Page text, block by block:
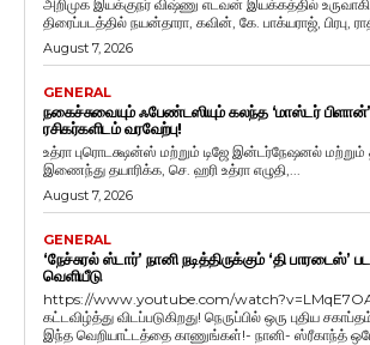
அறிமுக இயக்குநர் விஷ்ணு எடவன் இயக்கத்தில்
திரைப்படத்தில் நயன்தாரா, கவின், கே. பாக்யராஜ், பிரபு,
August 7, 2026
GENERAL
நகைச்சுவையும் ஃபேண்டஸியும் கலந்த ‘மாஸ்டர்
ரசிகர்களிடம் வரவேற்பு!
உத்ரா புரொடக்ஷன்ஸ் மற்றும் டிஜே இன்டர்நேஷனல் மற்றும்
இணைந்து தயாரிக்க, செ. ஹரி உத்ரா எழுதி,...
August 7, 2026
GENERAL
‘நேச்சுரல் ஸ்டார்’ நானி நடித்திருக்கும் ‘தி பாரடைஸ்’
வெளியீடு
https://www.youtube.com/
கட்டவிழ்த்து விடப்படுகிறது! நெருப்பில் ஒரு புதிய
இந்த வெறியாட்டத்தை காணுங்கள்!- நானி- ஸ்ரீகாந்த்